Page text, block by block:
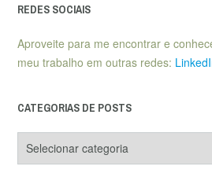
REDES SOCIAIS
Aproveite para me encontrar e
meu trabalho em outras redes:
CATEGORIAS DE POSTS
de